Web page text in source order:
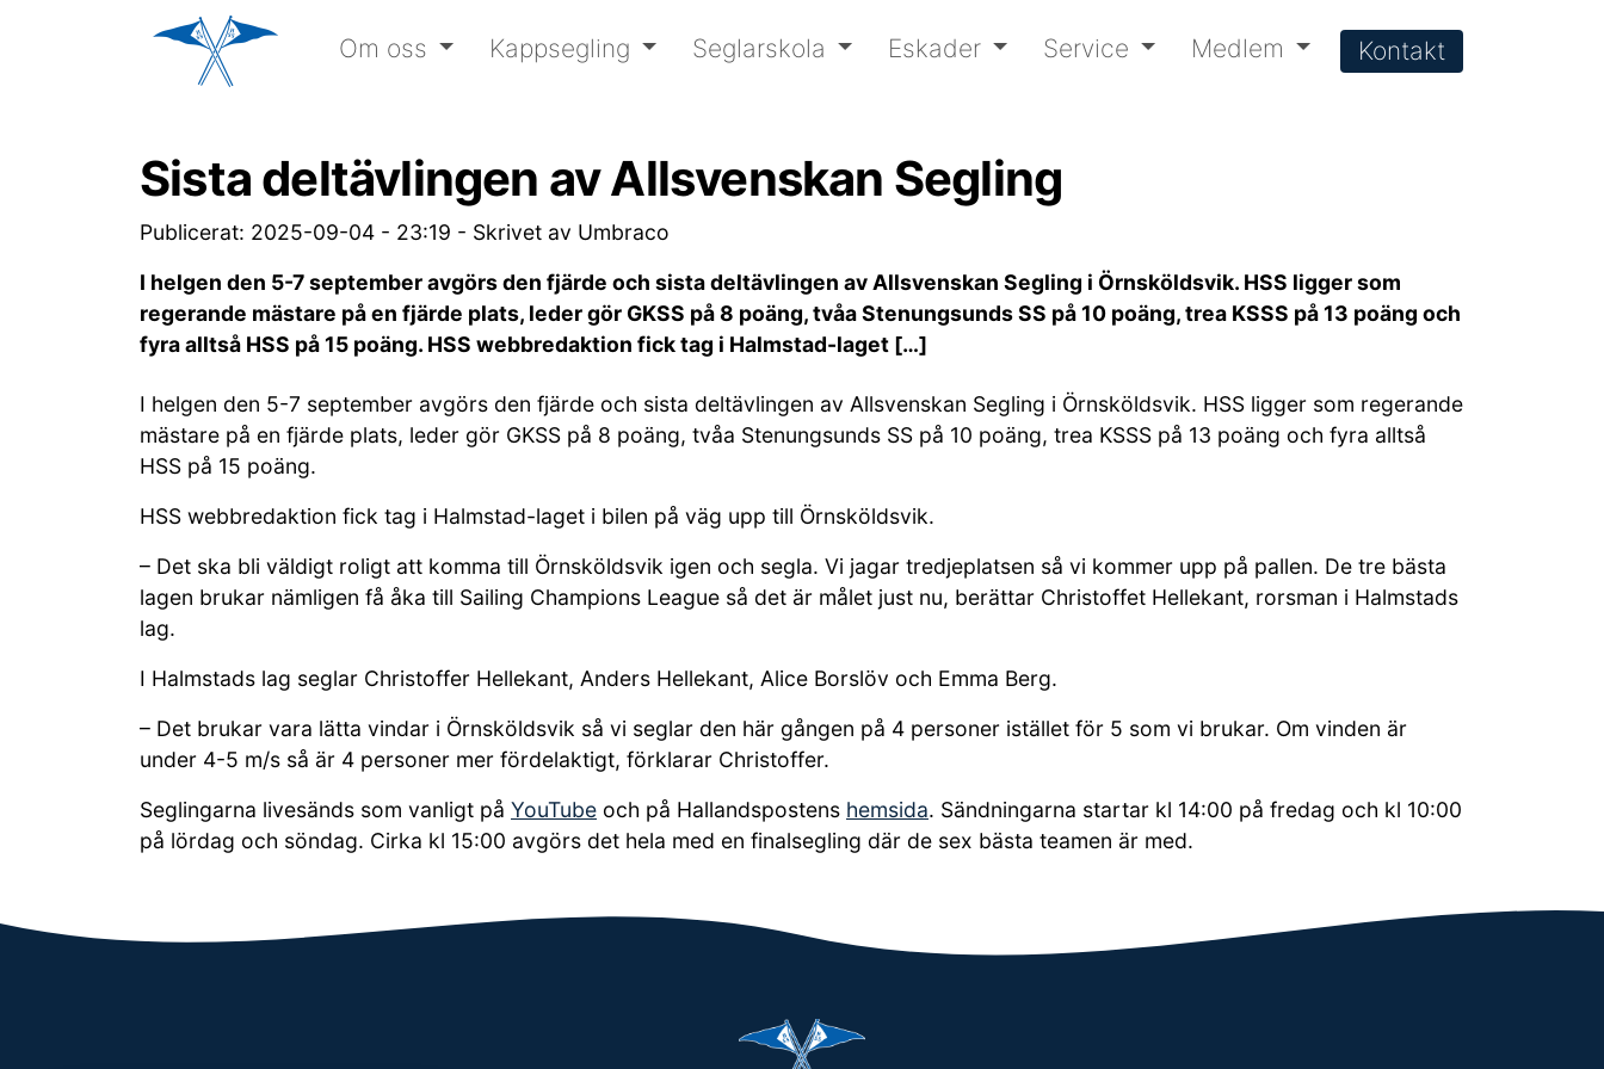
Om oss Kappsegling Seglarskola Eskader Service Medlem Kontakt
Sista deltävlingen av Allsvenskan Segling
Publicerat: 2025-09-04 - 23:19 - Skrivet av Umbraco
I helgen den 5-7 september avgörs den fjärde och sista deltävlingen av Allsvenskan Segling i Örnsköldsvik. HSS ligger som
regerande mästare på en fjärde plats, leder gör GKSS på 8 poäng, tvåa Stenungsunds SS på 10 poäng, trea KSSS på 13 poäng och
fyra alltså HSS på 15 poäng. HSS webbredaktion fick tag i Halmstad-laget […]
I helgen den 5-7 september avgörs den fjärde och sista deltävlingen av Allsvenskan Segling i Örnsköldsvik. HSS ligger som regerande
mästare på en fjärde plats, leder gör GKSS på 8 poäng, tvåa Stenungsunds SS på 10 poäng, trea KSSS på 13 poäng och fyra alltså
HSS på 15 poäng.
HSS webbredaktion fick tag i Halmstad-laget i bilen på väg upp till Örnsköldsvik.
– Det ska bli väldigt roligt att komma till Örnsköldsvik igen och segla. Vi jagar tredjeplatsen så vi kommer upp på pallen. De tre bästa
lagen brukar nämligen få åka till Sailing Champions League så det är målet just nu, berättar Christoffet Hellekant, rorsman i Halmstads
lag.
I Halmstads lag seglar Christoffer Hellekant, Anders Hellekant, Alice Borslöv och Emma Berg.
– Det brukar vara lätta vindar i Örnsköldsvik så vi seglar den här gången på 4 personer istället för 5 som vi brukar. Om vinden är
under 4-5 m/s så är 4 personer mer fördelaktigt, förklarar Christoffer.
Seglingarna livesänds som vanligt på YouTube och på Hallandspostens hemsida. Sändningarna startar kl 14:00 på fredag och kl 10:00
på lördag och söndag. Cirka kl 15:00 avgörs det hela med en finalsegling där de sex bästa teamen är med.